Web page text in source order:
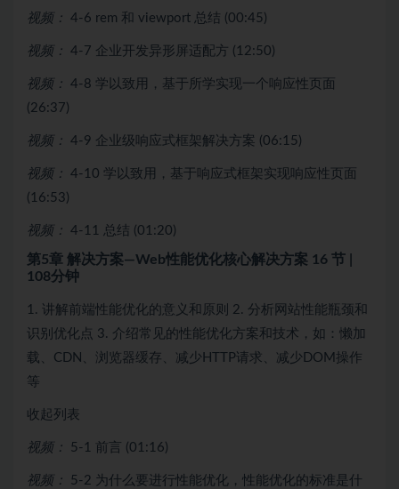
视频： 4-6 rem 和 viewport 总结 (00:45)
视频： 4-7 企业开发异形屏适配方 (12:50)
视频： 4-8 学以致用，基于所学实现一个响应性页面
(26:37)
视频： 4-9 企业级响应式框架解决方案 (06:15)
视频： 4-10 学以致用，基于响应式框架实现响应性页面
(16:53)
视频： 4-11 总结 (01:20)
第5章 解决方案—Web性能优化核心解决方案 16 节 |
108分钟
1. 讲解前端性能优化的意义和原则 2. 分析网站性能瓶颈和
识别优化点 3. 介绍常见的性能优化方案和技术，如：懒加
载、CDN、浏览器缓存、减少HTTP请求、减少DOM操作
等
收起列表
视频： 5-1 前言 (01:16)
视频：
5-2 为什么要进行性能优化，性能优化的标准是什